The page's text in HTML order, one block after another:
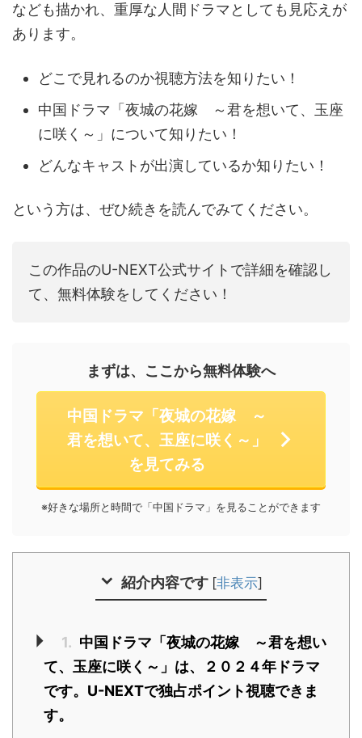
なども描かれ、重厚な人間ドラマとしても見応えが
あります。
どこで見れるのか視聴方法を知りたい！
中国ドラマ「夜城の花嫁 ～君を想いて、玉座
に咲く～」について知りたい！
どんなキャストが出演しているか知りたい！
という方は、ぜひ続きを読んでみてください。
この作品のU-NEXT公式サイトで詳細を確認し
て、無料体験をしてください！
まずは、ここから無料体験へ
中国ドラマ「夜城の花嫁 ～
君を想いて、玉座に咲く～」
を見てみる
※好きな場所と時間で「中国ドラマ」を見ることができます
紹介内容です [非表示]
1. 中国ドラマ「夜城の花嫁 ～君を想い
て、玉座に咲く～」は、２０２４年ドラマ
です。U-NEXTで独占ポイント視聴できま
す。